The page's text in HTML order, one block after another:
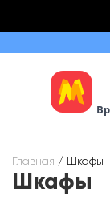
Главная / Шкафы
Шкафы